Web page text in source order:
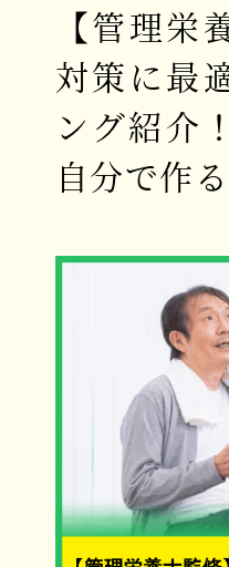
【管理栄
対策に最
ング紹介
自分で作